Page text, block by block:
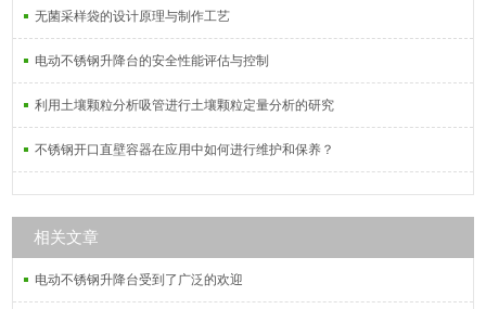
无菌采样袋的设计原理与制作工艺
电动不锈钢升降台的安全性能评估与控制
利用土壤颗粒分析吸管进行土壤颗粒定量分析的研究
不锈钢开口直壁容器在应用中如何进行维护和保养？
相关文章
电动不锈钢升降台受到了广泛的欢迎